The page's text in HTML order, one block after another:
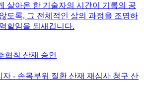
살아온 한 기술자의 시간이 기록의 공
도록, 그 전체적인 삶의 과정을 조명하
할임을 되새깁니다.
협착 산재 승인
자 - 손목부위 질환 산재 재심사 청구 산